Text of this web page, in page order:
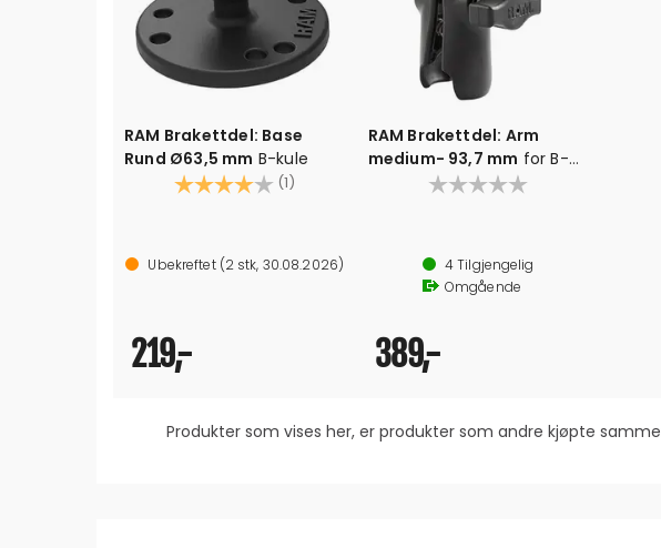
RAM Brakettdel: Base
Rund Ø63,5 mm B-kule
Karakter:
(1)
Ubekreftet (2 stk, 30.08.2026)
219,-
RAM Brakettdel: Arm
medium- 93,7 mm for B-
4Tilgjengelig
Omgående
389,-
Produkter som vises her, er produkter som andre kjøpte